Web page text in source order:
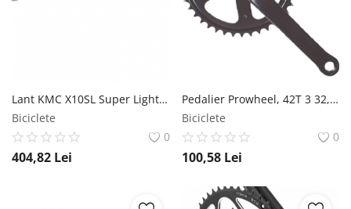
Lant KMC X10SL Super Light 114L Bolt-5.88mm 10V Argintiu KMC
Biciclete
0
404,82 Lei
Pedalier Prowheel, 42T 3 32, brat 170mm, Ax Patrat RMS
Biciclete
0
100,58 Lei